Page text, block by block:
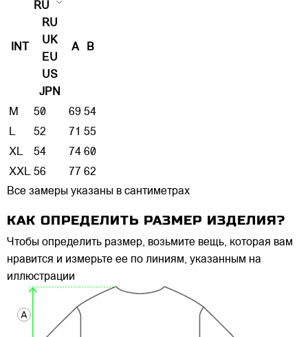
INT
RU
RU
UK
EU
US
JPN
A B
M 50 69 54
L
52 71 55
XL
54 74 60
XXL 56 77 62
Все замеры указаны в сантиметрах
КАК ОПРЕДЕЛИТЬ РАЗМЕР ИЗДЕЛИЯ?
Чтобы определить размер, возьмите вещь, которая вам
нравится и измерьте ее по линиям, указанным на
иллюстрации